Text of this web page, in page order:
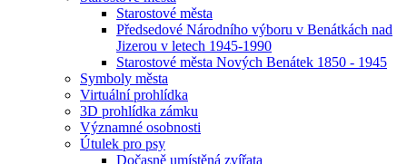
Starostové města
Předsedové Národního výboru v Benátkách nad
Jizerou v letech 1945-1990
Starostové města Nových Benátek 1850 - 1945
Symboly města
Virtuální prohlídka
3D prohlídka zámku
Významné osobnosti
Útulek pro psy
Dočasně umístěná zvířata